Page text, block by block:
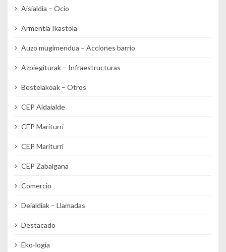
Aisialdia – Ocio
Armentia Ikastola
Auzo mugimendua – Acciones barrio
Azpiegiturak – Infraestructuras
Bestelakoak – Otros
CEP Aldaialde
CEP Mariturri
CEP Mariturri
CEP Zabalgana
Comercio
Deialdiak – Llamadas
Destacado
Eko-logia